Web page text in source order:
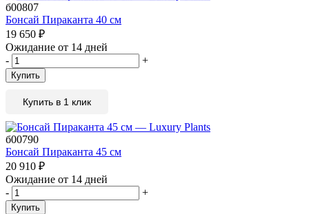
б00807
Бонсай Пираканта 40 см
19 650 ₽
Ожидание от 14 дней
-
+
Купить
Купить в 1 клик
б00790
Бонсай Пираканта 45 см
20 910 ₽
Ожидание от 14 дней
-
+
Купить